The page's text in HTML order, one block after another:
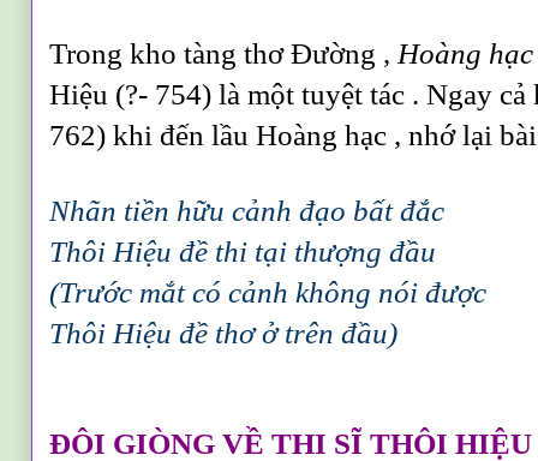
Trong kho tàng thơ Đường , Hoàng
Hiệu (?- 754) là một tuyệt tác . Ngay
762) khi đến lầu Hoàng hạc , nhớ lại
Nhãn tiền hữu cảnh đạo bất đắc
Thôi Hiệu đề thi tại thượng đầu
(Trước mắt có cảnh không nói được
Thôi Hiệu đề thơ ở trên đầu)
ĐÔI GIÒNG VỀ THI SĨ THÔI HIỆU